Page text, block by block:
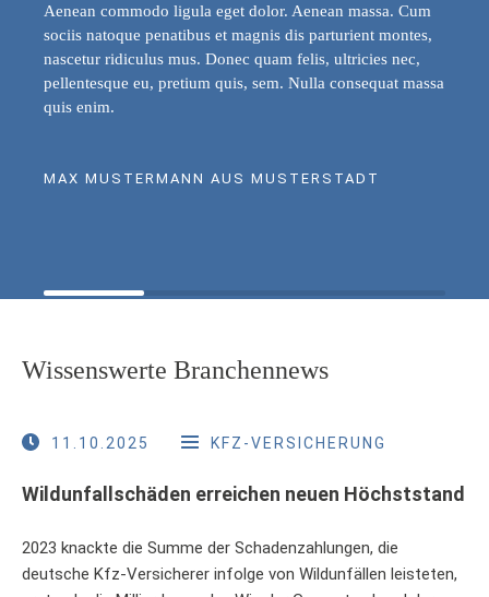
Aenean commodo ligula eget dolor. Aenean massa. Cum
sociis natoque penatibus et magnis dis parturient montes,
nascetur ridiculus mus. Donec quam felis, ultricies nec,
pellentesque eu, pretium quis, sem. Nulla consequat massa
quis enim.
MAX MUSTERMANN AUS MUSTERSTADT
Wissenswerte Branchennews
11.10.2025 KFZ-VERSICHERUNG
Wildunfallschäden erreichen neuen Höchststand
2023 knackte die Summe der Schadenzahlungen, die
deutsche Kfz-Versicherer infolge von Wildunfällen leisteten,